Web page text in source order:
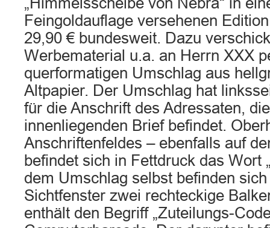
Feingoldauflage versehenen
29,90 € bundesweit. Dazu
Werbematerial u.a. an Herrn XXX
querformatigen Umschlag aus
Altpapier. Der Umschlag hat
für die Anschrift des Adressaten,
innenliegenden Brief befindet.
Anschriftenfeldes – ebenfalls auf
befindet sich in Fettdruck das Wort
dem Umschlag selbst befinden
Sichtfenster zwei rechteckige
enthält den Begriff „Zuteilungs-